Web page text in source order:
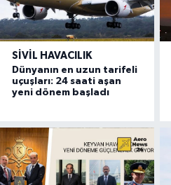
SIVIL HAVACILIK
Dünyanın en uzun tarifeli
uçuşları: 24 saati aşan
yeni dönem başladı